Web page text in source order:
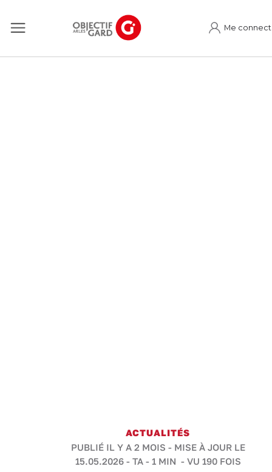
Me
ACTUALITÉS
PUBLIÉ IL Y A 2 MOIS - MISE À JOUR LE
15.05.2026 - TA- 1 MIN - VU 190 FOIS